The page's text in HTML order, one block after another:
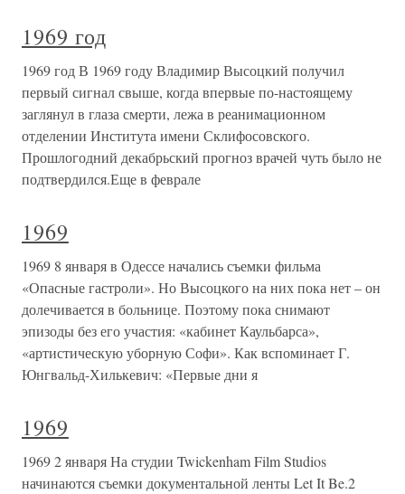
1969 год
1969 год В 1969 году Владимир Высоцкий получил
первый сигнал свыше, когда впервые по-настоящему
заглянул в глаза смерти, лежа в реанимационном
отделении Института имени Склифосовского.
Прошлогодний декабрьский прогноз врачей чуть было не
подтвердился.Еще в феврале
1969
1969 8 января в Одессе начались съемки фильма
«Опасные гастроли». Но Высоцкого на них пока нет – он
долечивается в больнице. Поэтому пока снимают
эпизоды без его участия: «кабинет Каульбарса»,
«артистическую уборную Софи». Как вспоминает Г.
Юнгвальд-Хилькевич: «Первые дни я
1969
1969 2 января На студии Twickenham Film Studios
начинаются съемки документальной ленты Let It Be.2